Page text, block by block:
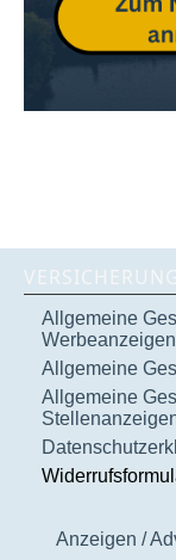
Allgemeine
Werbeanzeigen
Allgemeine
Allgemeine
Anzeigen /